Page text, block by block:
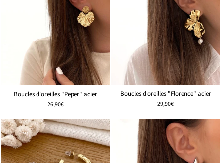
Boucles d'oreilles "Peper" acier
26,90€
Boucles d'oreilles "Florence" acier
29,90€